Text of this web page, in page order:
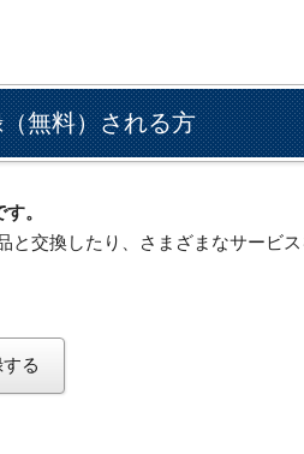
無料）される方
。
交換したり、さまざまなサービ
る